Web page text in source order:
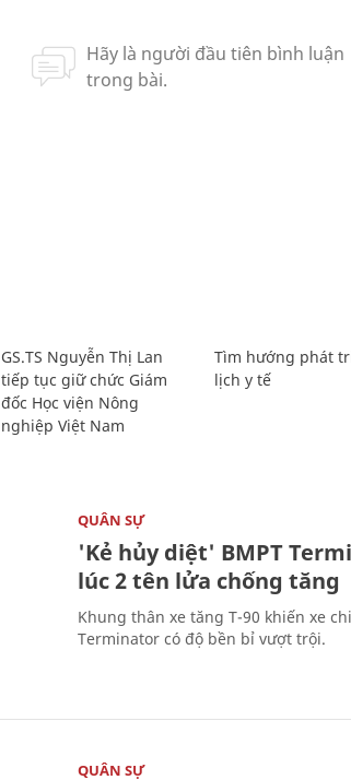
GS.TS Nguyễn Thị Lan
tiếp tục giữ chức Giám
đốc Học viện Nông
nghiệp Việt Nam
Tìm hướng phát
lịch y tế
QUÂN SỰ
'Kẻ hủy diệt' BMPT
lúc 2 tên lửa chống tăng
Khung thân xe tăng T-90 khiến xe
Terminator có độ bền bỉ vượt trội.
QUÂN SỰ